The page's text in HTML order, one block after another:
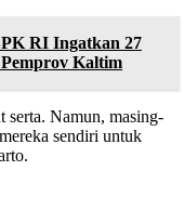
RI Ingatkan 27
Kaltim
serta. Namun, masing-
sendiri untuk